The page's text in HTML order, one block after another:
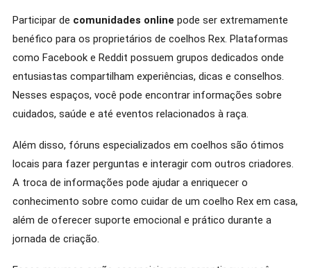
Participar de comunidades online pode ser extremamente
benéfico para os proprietários de coelhos Rex. Plataformas
como Facebook e Reddit possuem grupos dedicados onde
entusiastas compartilham experiências, dicas e conselhos.
Nesses espaços, você pode encontrar informações sobre
cuidados, saúde e até eventos relacionados à raça.
Além disso, fóruns especializados em coelhos são ótimos
locais para fazer perguntas e interagir com outros criadores.
A troca de informações pode ajudar a enriquecer o
conhecimento sobre como cuidar de um coelho Rex em casa,
além de oferecer suporte emocional e prático durante a
jornada de criação.